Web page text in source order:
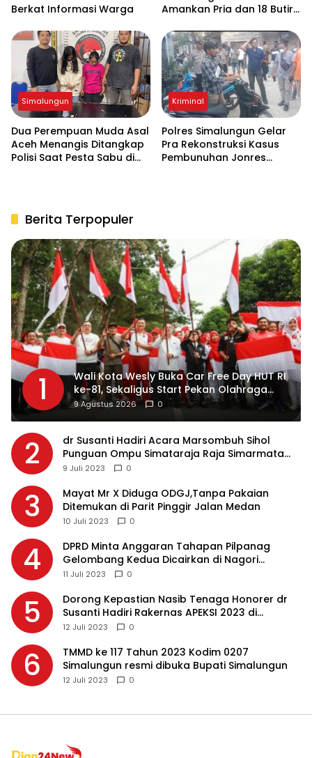
Berkat Informasi Warga
Amankan Pria dan 18 Butir
Simalungun
Dua Perempuan Muda Asal
Aceh Menangis Ditangkap
Polisi Saat Pesta Sabu di
Kriminal
Polres Simalungun Gelar
Pra Rekonstruksi Kasus
Pembunuhan Jonres
Berita Terpopuler
1
Wali Kota Wesly Buka Car Free Day HUT RI
ke-81, Sekaligus Start Pekan Olahraga
Masyarakat Merah Putih
9 Agustus 2026 0
2
dr Susanti Hadiri Acara Marsombuh Sihol
Punguan Ompu Simataraja Raja Simarmata
Dohot Boruna Kota Siantar
9 Juli 2023 0
3
Mayat Mr X Diduga ODGJ,Tanpa Pakaian
Ditemukan di Parit Pinggir Jalan Medan
10 Juli 2023 0
4
DPRD Minta Anggaran Tahapan Pilpanag
Gelombang Kedua Dicairkan di Nagori
Masing-masing, Ini Alasannya…
11 Juli 2023 0
5
Dorong Kepastian Nasib Tenaga Honorer dr
Susanti Hadiri Rakernas APEKSI 2023 di
Makassar
12 Juli 2023 0
6
TMMD ke 117 Tahun 2023 Kodim 0207
Simalungun resmi dibuka Bupati Simalungun
12 Juli 2023 0